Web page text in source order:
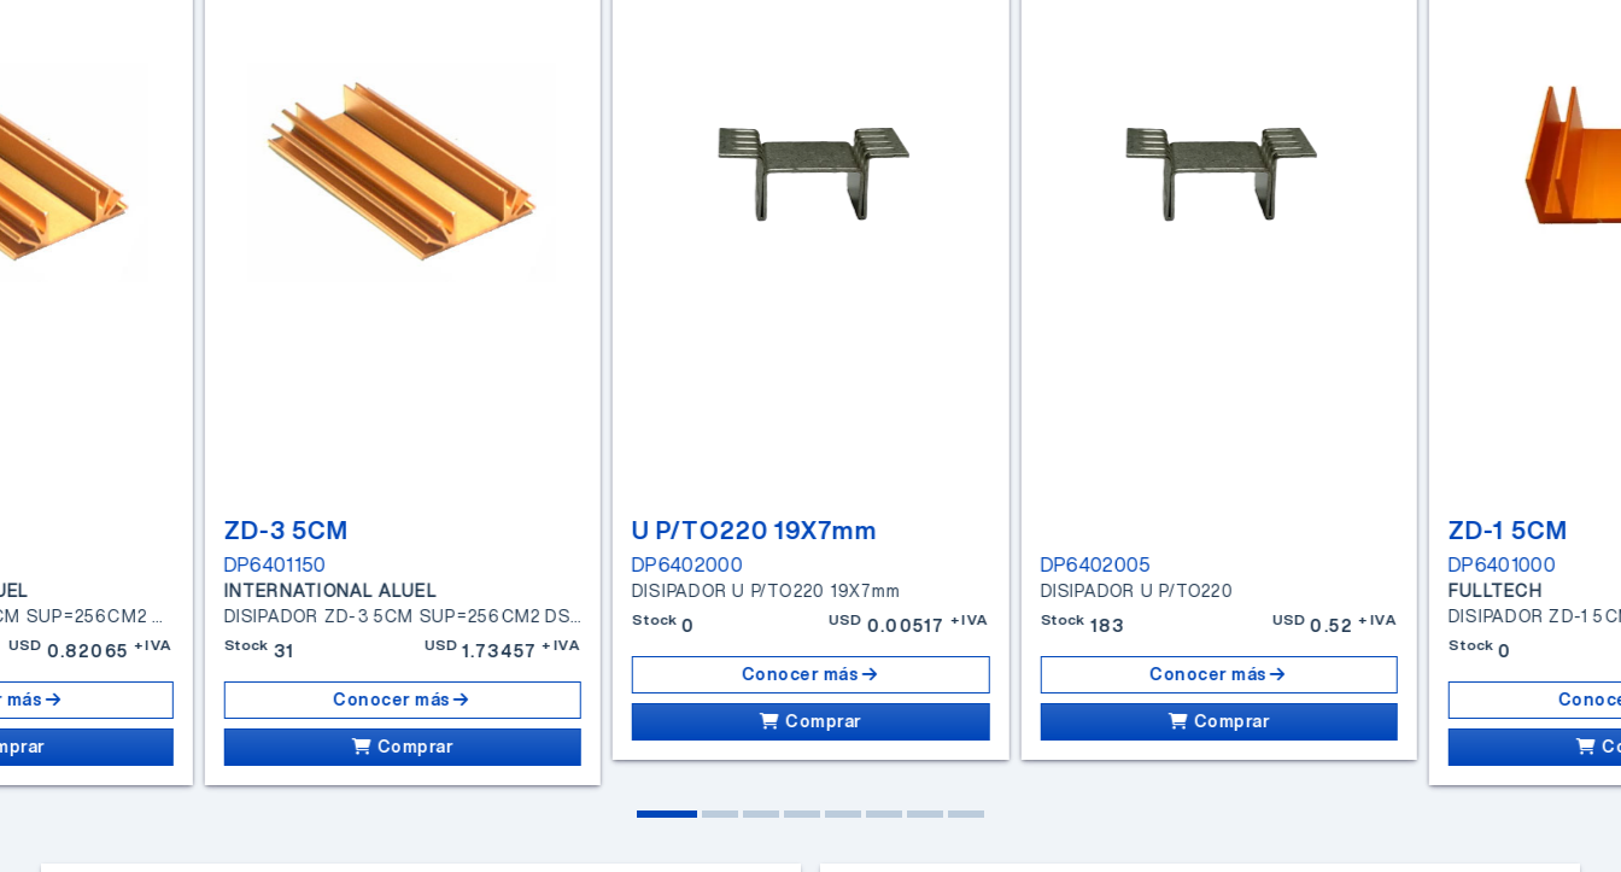
USD 0.82065 +IVA
más
ZD-3 5CM
DP6401150
INTERNATIONAL ALUEL
Stock 31 USD 1.73457 +IVA
Conocer más
Comprar
U P/TO220 19X7mm
DP6402000
DISIPADOR U P/TO220 19X7mm
Stock 0 USD 0.00517 +IVA
Conocer más
Comprar
DP6402005
DISIPADOR U P/TO220
Stock 183 USD 0.52 +IVA
Conocer más
Comprar
ZD-1 5CM
DP6401000
FULLTECH
Stock 0